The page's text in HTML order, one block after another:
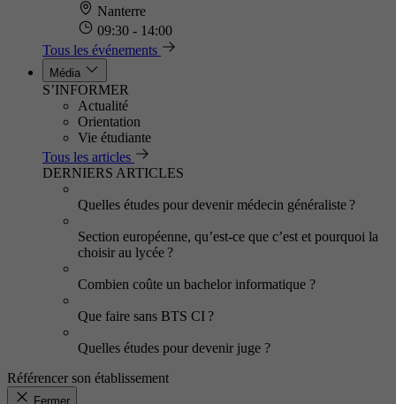
Nanterre
09:30 - 14:00
Tous les événements
Média
S’INFORMER
Actualité
Orientation
Vie étudiante
Tous les articles
DERNIERS ARTICLES
Quelles études pour devenir médecin généraliste ?
Section européenne, qu’est-ce que c’est et pourquoi la
choisir au lycée ?
Combien coûte un bachelor informatique ?
Que faire sans BTS CI ?
Quelles études pour devenir juge ?
Référencer son établissement
Fermer